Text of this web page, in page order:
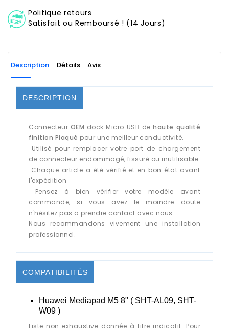
Politique retours
Satisfait ou Remboursé ! (14 Jours)
Description Détails Avis
DESCRIPTION
Connecteur OEM dock Micro USB dehaute qualité
finition Plaqué pour une meilleur conductivité.
Utilisé pour remplacer votre port de chargement
de connecteur endommagé, fissuré ou inutilisable
Chaque article a été vérifié et en bon état avant
l'expédition
Pensez à bien vérifier votre modèle avant
commande, si vous avez le moindre doute
n'hésitez pas a prendre contact avec nous.
Nous recommandons vivement une installation
professionnel.
COMPATIBILITÉS
Huawei Mediapad M5 8" ( SHT-AL09, SHT-
W09 )
Liste non exhaustive donnée à titre indicatif. Pour